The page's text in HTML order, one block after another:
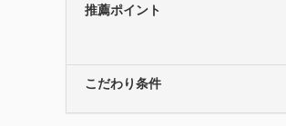
推薦ポイント
こだわり条件